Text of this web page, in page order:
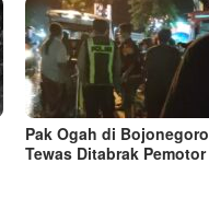
Pak Ogah di Bojonegoro
Tewas Ditabrak Pemotor